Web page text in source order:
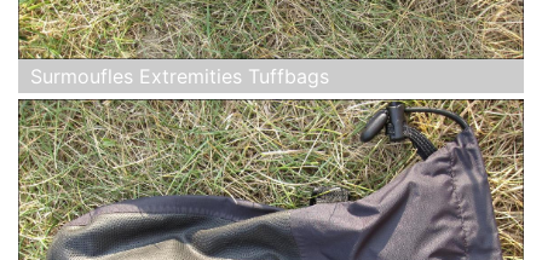
Surmoufles Extremities Tuffbags